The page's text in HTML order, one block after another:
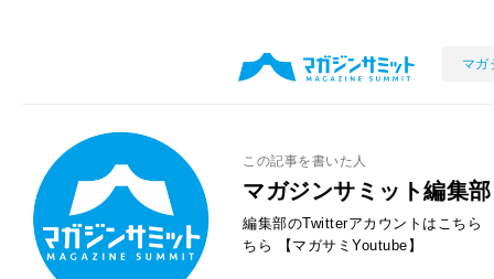
マガ
この記事を書いた人
マガジンサミット編集部
編集部のTwitterアカウントはこちら
ちら
【マガサミYoutube】